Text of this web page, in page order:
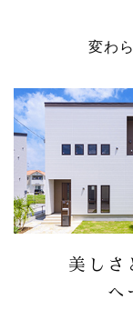
変わ
美しさ
へ